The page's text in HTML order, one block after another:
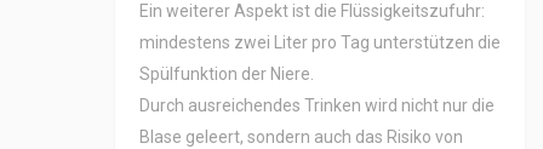
Ein weiterer Aspekt ist die Flüssigkeitszufuhr:
mindestens zwei Liter pro Tag unterstützen die
Spülfunktion der Niere.
Durch ausreichendes Trinken wird nicht nur die
Blase geleert, sondern auch das Risiko von